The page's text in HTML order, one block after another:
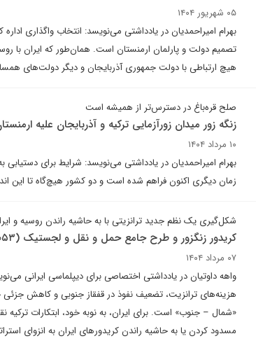
۰۵ شهریور ۱۴۰۴
بهرام امیراحمدیان در یادداشتی می‌نویسد: انتخاب واگذاری
تصمیم دولت و پارلمان ارمنستان است. همان‌طور که ایران با
هیچ ارتباطی با دولت جمهوری آذربایجان و دیگر دولت‌های
صلح قره‌باغ در دسترس‌تر از همیشه است
زنگه زور میدان زورآزمایی ترکیه و آذربایجان علیه
۱۰ مرداد ۱۴۰۴
بهرام امیراحمدیان در یادداشتی می‌نویسد: شرایط برای دستیابی
زمان دیگری اکنون فراهم شده است و دو کشور هیچ‌گاه تا این
شکل‌گیری یک نظم جدید ترانزیتی با به حاشیه راندن روسیه و
کریدور زنگزور و طرح جامع حمل و نقل و لجستیک (U۲۰۵۳)
۰۷ مرداد ۱۴۰۴
واهه داوتیان در یادداشتی اختصاصی برای دیپلماسی ایرانی
هزینه‌های ترانزیت، تضعیف نفوذ در قفقاز جنوبی و کاهش
«شمال – جنوب» است. برای ایران، به نوبه خود، ابتکارات
مسدود کردن یا به حاشیه راندن کریدورهای ایران به انزوای